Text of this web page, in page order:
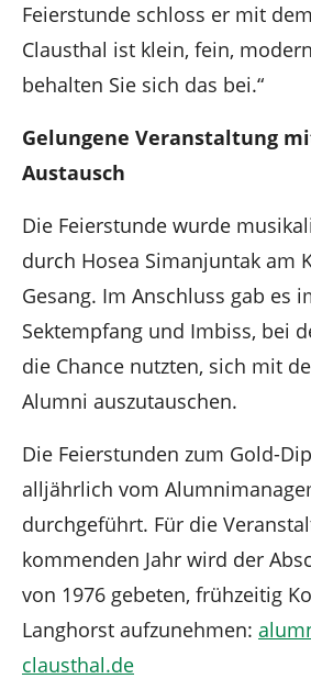
Feierstunde schloss er mit
Clausthal ist klein, fein,
behalten Sie sich das bei.“
Gelungene Veranstaltung
Austausch
Die Feierstunde wurde
durch Hosea Simanjuntak am
Gesang. Im Anschluss gab es
Sektempfang und Imbiss, bei
die Chance nutzten, sich mit
Alumni auszutauschen.
Die Feierstunden zum Gold-
alljährlich vom
durchgeführt. Für die
kommenden Jahr wird der
von 1976 gebeten, frühzeitig
Langhorst aufzunehmen:
clausthal.de